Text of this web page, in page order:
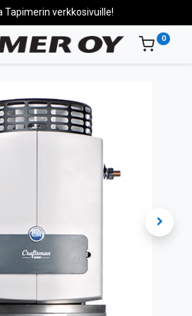
Tapimerin verkkosivuille!
0